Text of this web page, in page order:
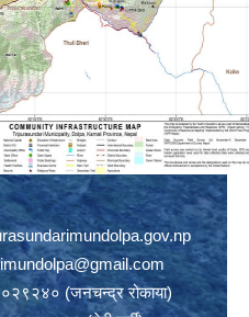
(जनचन्द्र रोकाया)